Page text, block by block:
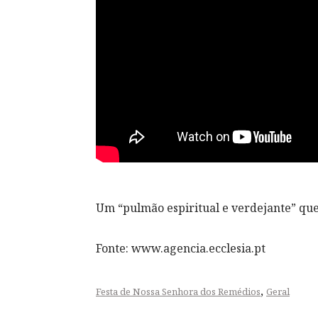
Um “pulmão espiritual e verdejante”
Fonte: www.agencia.ecclesia.pt
Festa de Nossa Senhora dos Remédios, Geral